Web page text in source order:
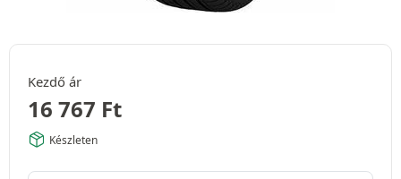
Kezdő ár
16 767 Ft
Készleten